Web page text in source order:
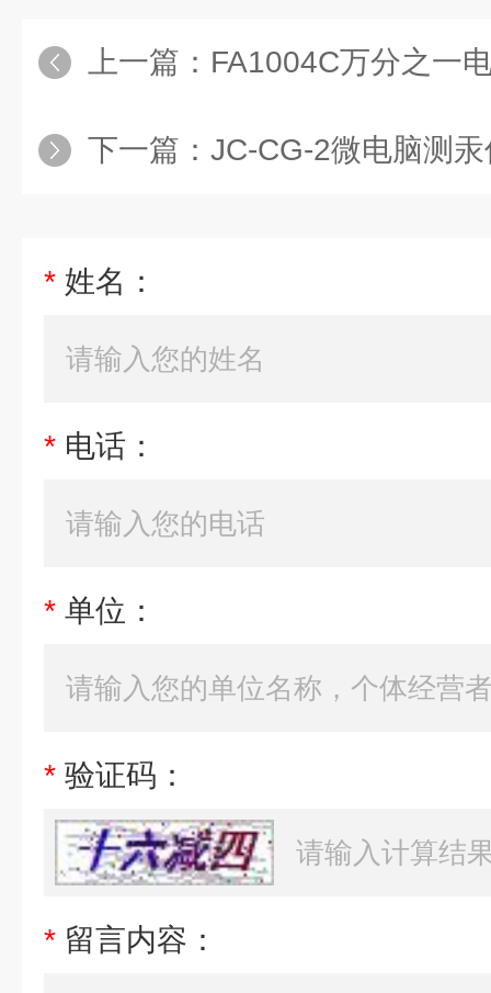
上一篇： FA1004C万分之一
下一篇： JC-CG-2微电脑测汞
* 姓名：
* 电话：
* 单位：
* 验证码：
* 留言内容：